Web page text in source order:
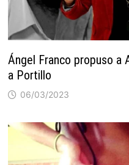
Ángel Franco propuso a
a Portillo
06/03/2023